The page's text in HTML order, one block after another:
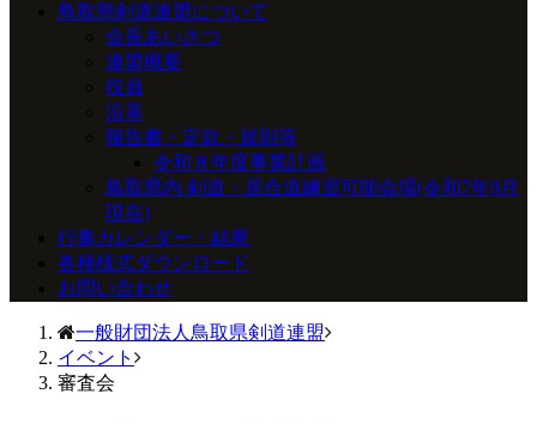
鳥取県剣道連盟について
会長あいさつ
連盟概要
役員
沿革
報告書・定款・規則等
令和８年度事業計画
鳥取県内 剣道・居合道練習可能会場(令和7年9月
現在)
行事カレンダー・結果
各種様式ダウンロード
お問い合わせ
一般財団法人鳥取県剣道連盟
イベント
審査会